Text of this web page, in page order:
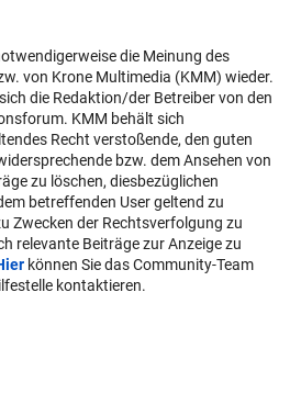
die Meinung des
von Krone Multimedia (KMM) wieder.
die Redaktion/der Betreiber von den
KMM behält sich
Recht verstoßende, den guten
bzw. dem Ansehen von
zu löschen, diesbezüglichen
betreffenden User geltend zu
Zwecken der Rechtsverfolgung zu
relevante Beiträge zur Anzeige zu
können Sie das Community-Team
kontaktieren.